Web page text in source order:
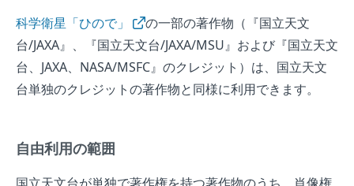
科学衛星「ひので」
の一部の著作物（『国立天文
台/JAXA』、『国立天文台/JAXA/MSU』および『国立天文
台、JAXA、NASA/MSFC』のクレジット）は、国立天文
台単独のクレジットの著作物と同様に利用できます。
自由利用の範囲